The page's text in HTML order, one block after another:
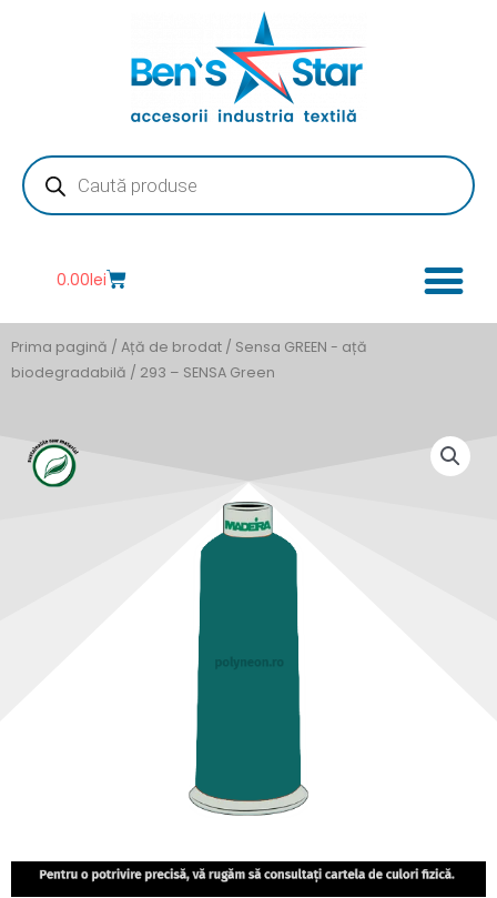
Products
search
0.00leiCart
Prima pagină / Ață de brodat / Sensa GREEN - ață
biodegradabilă / 293 – SENSA Green